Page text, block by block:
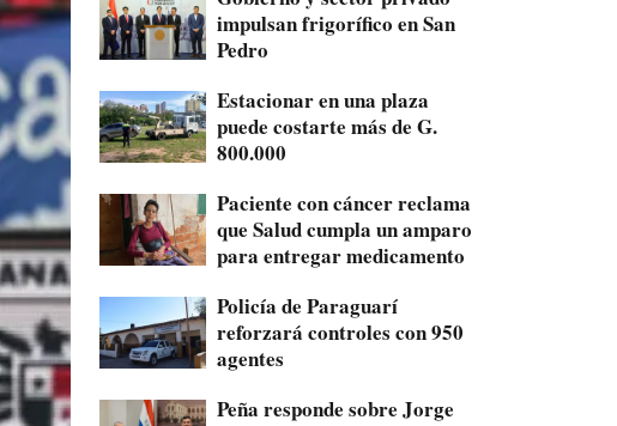
impulsan frigorífico en San
Pedro
Estacionar en una plaza
puede costarte más de G.
800.000
Paciente con cáncer reclama
que Salud cumpla un amparo
para entregar medicamento
Policía de Paraguarí
reforzará controles con 950
agentes
Peña responde sobre Jorge